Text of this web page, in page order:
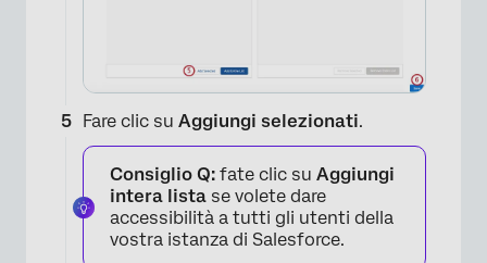
Fare clic su Aggiungi selezionati.
Consiglio Q: fate clic su Aggiungi
intera lista se volete dare
accessibilità a tutti gli utenti della
vostra istanza di Salesforce.